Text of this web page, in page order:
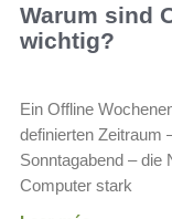
Warum sind
wichtig?
Ein Offline
definierten Zeitraum
Sonntagabend – die
Computer stark